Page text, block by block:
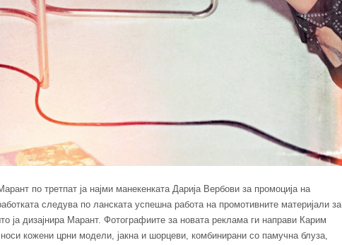
по третпат ја најми манекенката Дарија Вербови за промоција на
следува по ланската успешна работа на промотивните материјали за
ја дизајнира Марант. Фотографиите за новата реклама ги направи Карим
кожени црни модели, јакна и шорцеви, комбинирани со памучна блуза,